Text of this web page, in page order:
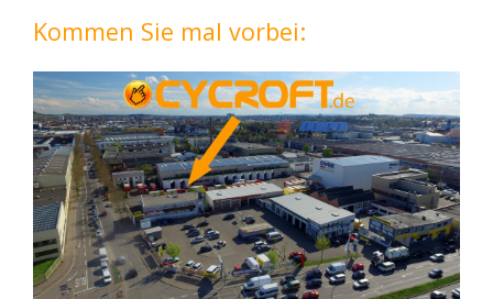
Kommen Sie mal vorbei: